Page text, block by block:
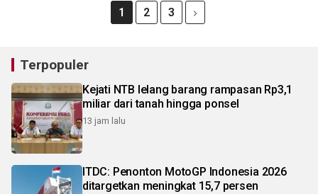
1 2 3
Terpopuler
Kejati NTB lelang barang rampasan Rp3,1
miliar dari tanah hingga ponsel
13 jam lalu
ITDC: Penonton MotoGP Indonesia 2026
ditargetkan meningkat 15,7 persen